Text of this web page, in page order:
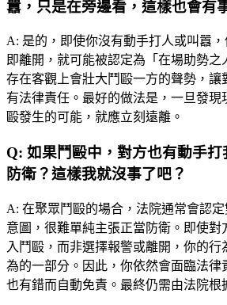
囂，只是在旁邊看，這樣也會有
A: 是的，即使你沒有動手打人或叫囂
即離開，就可能被認定為「在場助勢之
存在客觀上會壯大鬥毆一方的聲勢，讓
有法律責任。最好的做法是，一旦發現
毆發生的可能，就應立刻遠離。
Q: 如果鬥毆中，對方也有動手
防衛？這樣我就沒事了吧？
A: 在聚眾鬥毆的場合，法院通常會認
意圖，很難單純主張正當防衛。即使對
入鬥毆，而非選擇報警或離開，你的
為的一部分。因此，你依然會面臨法律
也有錯而自動免責。最終仍需由法院根